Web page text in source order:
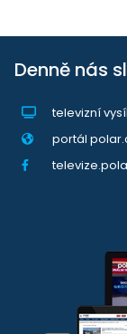
Denně nás
televizní
portál